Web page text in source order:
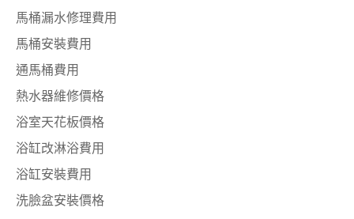
馬桶漏水修理費用
馬桶安裝費用
通馬桶費用
熱水器維修價格
浴室天花板價格
浴缸改淋浴費用
浴缸安裝費用
洗臉盆安裝價格